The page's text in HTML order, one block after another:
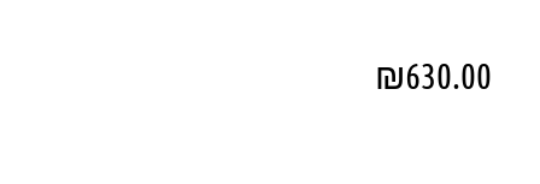
₪630.00